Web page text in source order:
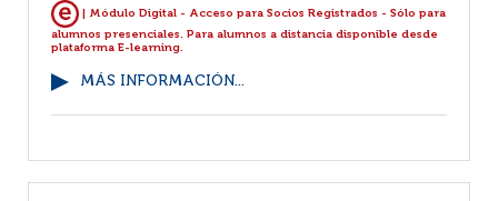
| Módulo Digital - Acceso para Socios Registrados - Sólo para
alumnos presenciales. Para alumnos a distancia disponible desde
plataforma E-learning.
MÁS INFORMACIÓN...